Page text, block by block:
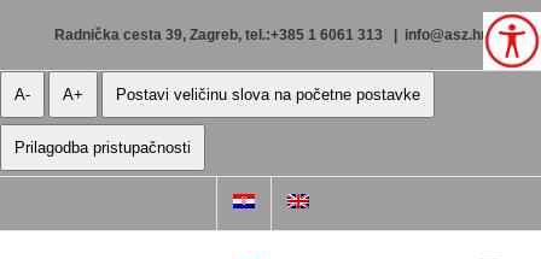
Radnička cesta 39, Zagreb, tel.:+385 1 6061 313 info@asz.hr
A- A+ Postavi veličinu slova na početne postavke
Prilagodba pristupačnosti